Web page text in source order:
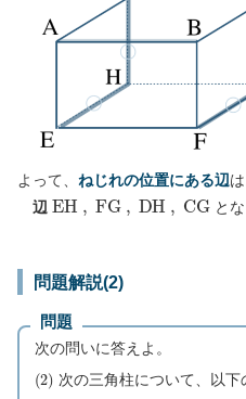
よって、 ねじれの位置にある辺は
辺 EH FG DH CG と
問題解説(2)
問題
次の問いに答えよ。
( 2 次の三角柱について、以下